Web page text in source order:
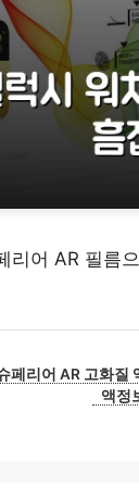
어 AR 필름
페리어 AR 고화질
액정